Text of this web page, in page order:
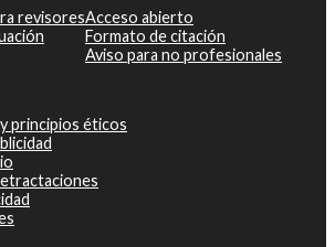
revisoresAcceso abierto
Formato de citación
Aviso para no profesionales
principios éticos